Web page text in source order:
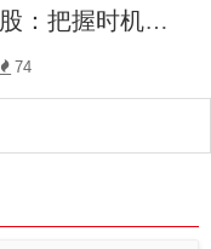
：把握时机，
74